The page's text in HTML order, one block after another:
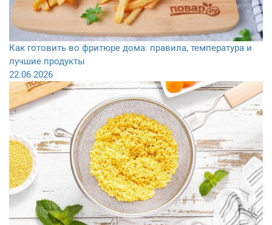
Как готовить во фритюре дома: правила, температура и
лучшие продукты
22.06.2026